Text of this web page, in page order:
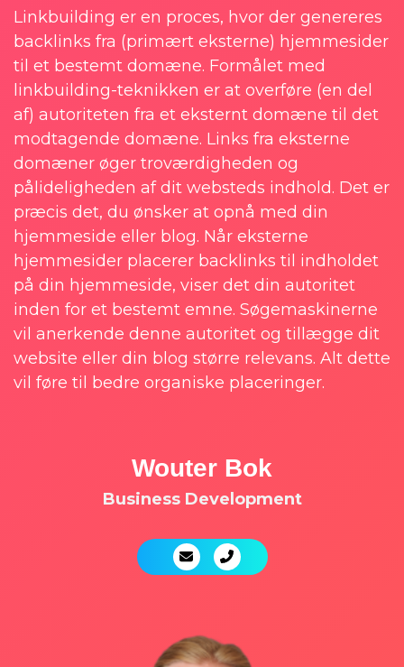
Linkbuilding er en proces, hvor der genereres
backlinks fra (primært eksterne) hjemmesider
til et bestemt domæne. Formålet med
linkbuilding-teknikken er at overføre (en del
af) autoriteten fra et eksternt domæne til det
modtagende domæne. Links fra eksterne
domæner øger troværdigheden og
pålideligheden af dit websteds indhold. Det er
præcis det, du ønsker at opnå med din
hjemmeside eller blog. Når eksterne
hjemmesider placerer backlinks til indholdet
på din hjemmeside, viser det din autoritet
inden for et bestemt emne. Søgemaskinerne
vil anerkende denne autoritet og tillægge dit
website eller din blog større relevans. Alt dette
vil føre til bedre organiske placeringer.
Wouter Bok
BusinessDevelopment